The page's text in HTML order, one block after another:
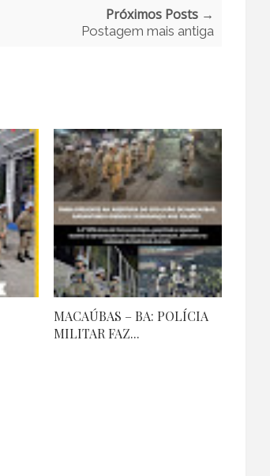
Próximos Posts →
Postagem mais antiga
MACAÚBAS – BA: POLÍCIA
MILITAR FAZ...